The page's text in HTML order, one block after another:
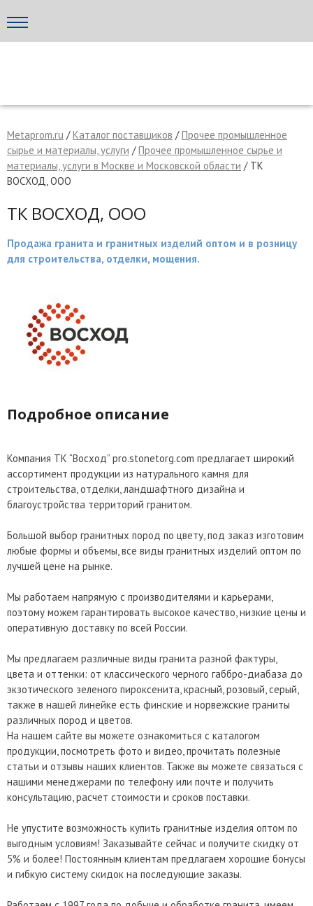
МЕТАПРОМ - российский торгово-промышленный портал
Написать поставщику
Metaprom.ru /Каталог поставщиков /Прочее промышленное
сырье и материалы, услуги /Прочее промышленное сырье и
материалы, услуги в Москве и Московской области / ТК
ВОСХОД, ООО
ТК ВОСХОД, ООО
Продажа гранита и гранитных изделий оптом и в розницу
для строительства, отделки, мощения.
Подробное описание
Компания ТК “Восход” pro.stonetorg.com предлагает широкий
ассортимент продукции из натурального камня для
строительства, отделки, ландшафтного дизайна и
благоустройства территорий гранитом.
Большой выбор гранитных пород по цвету, под заказ изготовим
любые формы и объемы, все виды гранитных изделий оптом по
лучшей цене на рынке.
Мы работаем напрямую с производителями и карьерами,
поэтому можем гарантировать высокое качество, низкие цены и
оперативную доставку по всей России.
Мы предлагаем различные виды гранита разной фактуры,
цвета и оттенки: от классического черного габбро-диабаза до
экзотического зеленого пироксенита, красный, розовый, серый,
также в нашей линейке есть финские и норвежские граниты
различных пород и цветов.
На нашем сайте вы можете ознакомиться с каталогом
продукции, посмотреть фото и видео, прочитать полезные
статьи и отзывы наших клиентов. Также вы можете связаться с
нашими менеджерами по телефону или почте и получить
консультацию, расчет стоимости и сроков поставки.
Не упустите возможность купить гранитные изделия оптом по
выгодным условиям! Заказывайте сейчас и получите скидку от
5% и более! Постоянным клиентам предлагаем хорошие бонусы
и гибкую систему скидок на последующие заказы.